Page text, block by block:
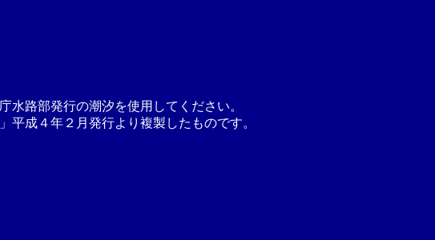
水路部発行の潮汐を使用してください。
成４年２月発行より複製したものです。